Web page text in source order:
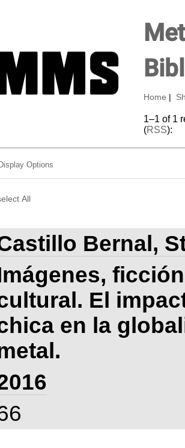
Home
1–1 of 1
(RSS):
Options
All
Bernal,
El
en la